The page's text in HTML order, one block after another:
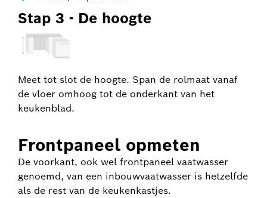
Stap 3 - De hoogte
Meet tot slot de hoogte. Span de rolmaat vanaf
de vloer omhoog tot de onderkant van het
keukenblad.
Frontpaneel opmeten
De voorkant, ook wel frontpaneel vaatwasser
genoemd, van een inbouwvaatwasser is hetzelfde
als de rest van de keukenkastjes.